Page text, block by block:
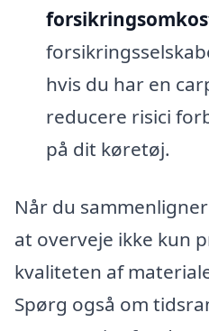
hvis du har en
reducere risici
på dit køretøj.
Når du
at overveje ikke kun
kvaliteten af
Spørg også om